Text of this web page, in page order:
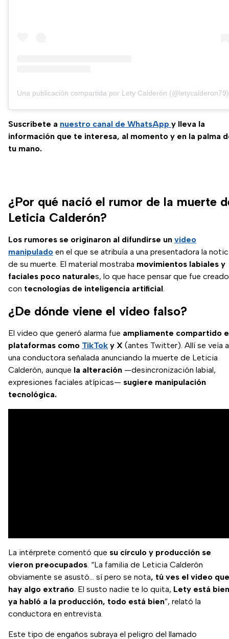
Una publicación compartida por Lety Calderón (@letycalderon79)
Suscríbete a nuestro canal de WhatsApp y lleva la
información que te interesa, al momento y en la palma
tu mano.
¿Por qué nació el rumor de la muerte
Leticia Calderón?
Los rumores se originaron al difundirse un video
manipulado en el que se atribuía a una presentadora la
de su muerte. El material mostraba movimientos labiales y
faciales poco naturales, lo que hace pensar que fue creado
con tecnologías de inteligencia artificial.
¿De dónde viene el video falso?
El video que generó alarma fue ampliamente compartido
plataformas como TikTok y X (antes Twitter). Allí se veía a
una conductora señalada anunciando la muerte de Leticia
Calderón, aunque la alteración —desincronización labial,
expresiones faciales atípicas— sugiere manipulación
tecnológica.
La intérprete comentó que su círculo y producción se
vieron preocupados. “La familia de Leticia Calderón
obviamente se asustó… sí pero se nota, tú ves el video que
hay algo extraño. El susto nadie te lo quita, Lety está
ya habló a la producción, todo está bien”, relató la
conductora en entrevista.
Este tipo de engaños subraya el peligro del llamado